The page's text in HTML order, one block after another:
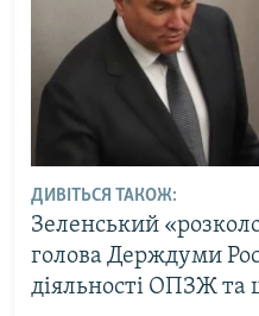
ДИВІТЬСЯ ТАКОЖ:
Зеленський
голова Держдуми
діяльності ОПЗЖ та